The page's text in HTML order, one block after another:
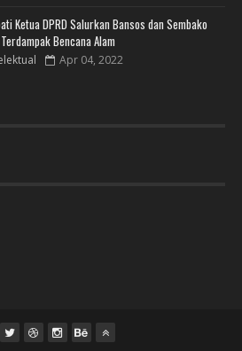
Ketua DPRD Salurkan Bansos dan Sembako
Bencana Alam
Apr 04, 2022